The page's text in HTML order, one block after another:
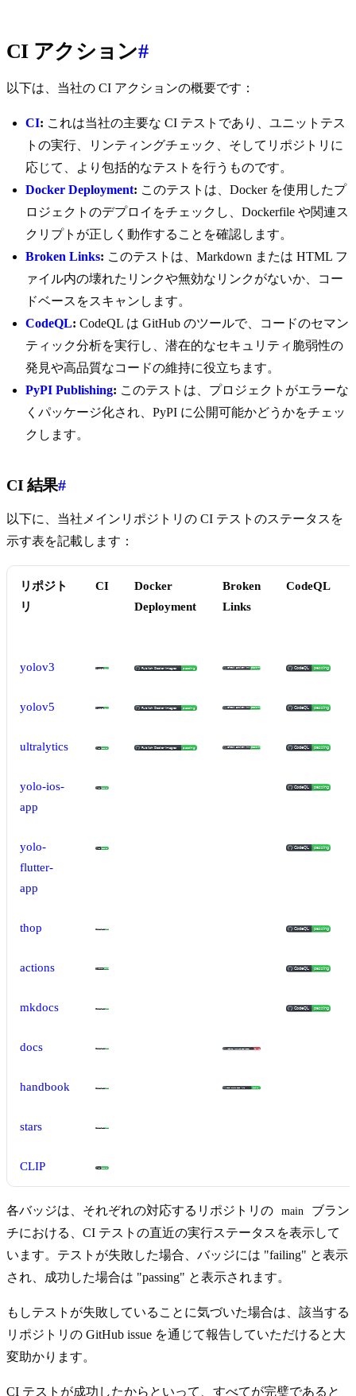
CI アクション#
以下は、当社の CI アクションの概要です：
CI: これは当社の主要な CI テストであり、ユニットテス
トの実行、リンティングチェック、そしてリポジトリに
応じて、より包括的なテストを行うものです。
Docker Deployment: このテストは、Docker を使用したプ
ロジェクトのデプロイをチェックし、Dockerfile や関連ス
クリプトが正しく動作することを確認します。
Broken Links: このテストは、Markdown または HTML フ
ァイル内の壊れたリンクや無効なリンクがないか、コー
ドベースをスキャンします。
CodeQL: CodeQL は GitHub のツールで、コードのセマン
ティック分析を実行し、潜在的なセキュリティ脆弱性の
発見や高品質なコードの維持に役立ちます。
PyPI Publishing: このテストは、プロジェクトがエラーな
くパッケージ化され、PyPI に公開可能かどうかをチェッ
クします。
CI 結果#
以下に、当社メインリポジトリの CI テストのステータスを
示す表を記載します：
リポジト
リ
CI
Docker
Deployment
Broken
Links
CodeQL
yolov3
yolov5
ultralytics
yolo-ios-
app
yolo-
flutter-
app
thop
actions
mkdocs
docs
handbook
stars
CLIP
各バッジは、それぞれの対応するリポジトリの main
ブラン
チにおける、CI テストの直近の実行ステータスを表示して
います。テストが失敗した場合、バッジには "failing" と表示
され、成功した場合は "passing" と表示されます。
もしテストが失敗していることに気づいた場合は、該当する
リポジトリの GitHub issue を通じて報告していただけると大
変助かります。
CI テストが成功したからといって、すべてが完璧であると